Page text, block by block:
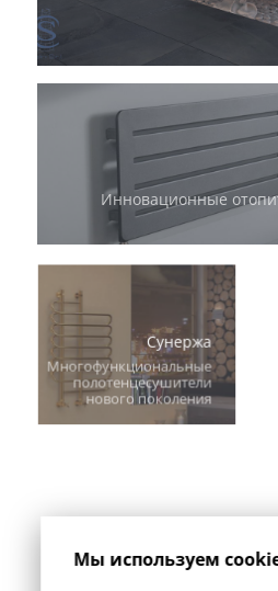
Инновационные
Сунержа
Многофункциональные
полотенцесушители
нового поколения
Мы используем